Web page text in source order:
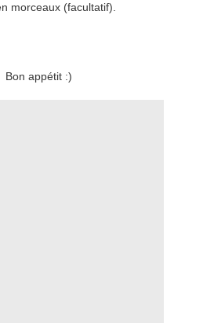
morceaux (facultatif).
Bon appétit :)